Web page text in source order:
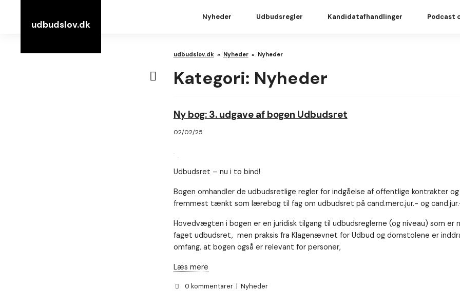
udbudslov.dk
Nyheder Udbudsregler Kandidatafhandlinger Podcast
udbudslov.dk» Nyheder» Nyheder
Kategori: Nyheder
Ny bog: 3. udgave af bogen Udbudsret
02/02/25
Udbudsret – nu i to bind!
Bogen omhandler de udbudsretlige regler for indgåelse af offentlige kontrakter
fremmest tænkt som lærebog til fag om udbudsret på cand.merc.jur.- og
Hovedvægten i bogen er en juridisk tilgang til udbudsreglerne (og niveau) som er
faget udbudsret, men praksis fra Klagenævnet for Udbud og domstolene er
omfang, at bogen også er relevant for personer,
Læs mere
0 kommentarer | Nyheder